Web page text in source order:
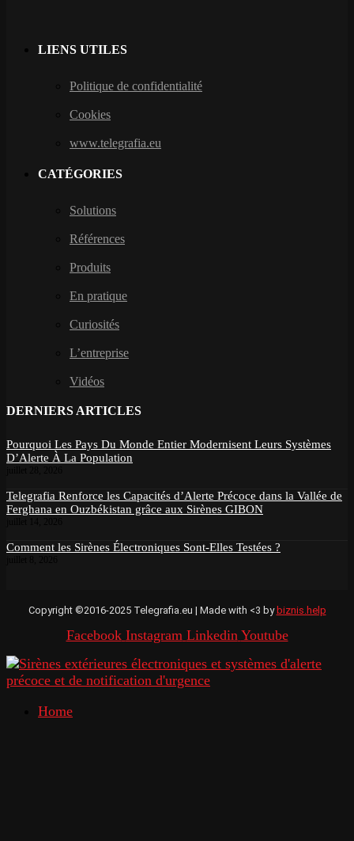
LIENS UTILES
Politique de confidentialité
Cookies
www.telegrafia.eu
CATÉGORIES
Solutions
Références
Produits
En pratique
Curiosités
L’entreprise
Vidéos
DERNIERS ARTICLES
Pourquoi Les Pays Du Monde Entier Modernisent Leurs Systèmes
D’Alerte À La Population
Telegrafia Renforce les Capacités d’Alerte Précoce dans la Vallée de
Ferghana en Ouzbékistan grâce aux Sirènes GIBON
Comment les Sirènes Électroniques Sont-Elles Testées ?
Copyright ©2016-2025 Telegrafia.eu | Made with <3 by biznis.help
Facebook Instagram Linkedin Youtube
Home